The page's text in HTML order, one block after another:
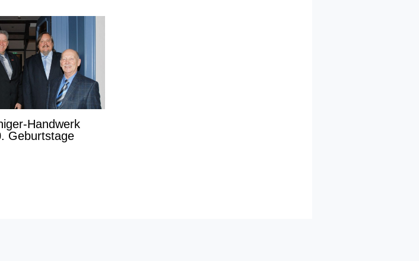
Handwerk
Geburtstage